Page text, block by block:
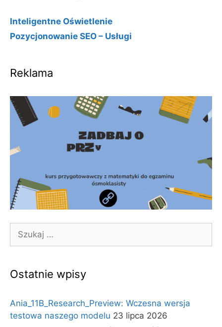
Inteligentne Oświetlenie
Pozycjonowanie SEO – Usługi
Reklama
Szukaj:
Ostatnie wpisy
Ania_11B_Research_Preview: Wczesna wersja
testowa naszego modelu 23 lipca 2026